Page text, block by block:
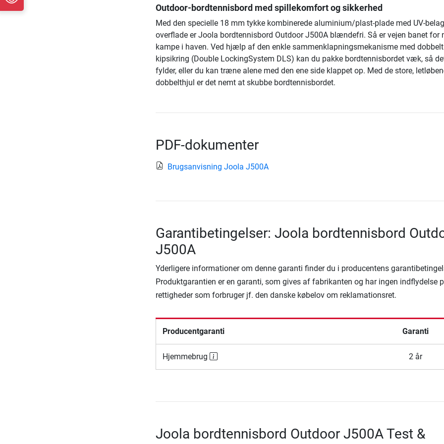
Outdoor-bordtennisbord med spillekomfort og sikkerhed
Med den specielle 18 mm tykke kombinerede aluminium/plast-plade med UV-
overflade er Joola bordtennisbord Outdoor J500A blændefri. Så er vejen banet for
kampe i haven. Ved hjælp af den enkle sammenklapningsmekanisme med dobbelt
kipsikring (Double LockingSystem DLS) kan du pakke bordtennisbordet væk, så
fylder, eller du kan træne alene med den ene side klappet op. Med de store,
dobbelthjul er det nemt at skubbe bordtennisbordet.
PDF-dokumenter
Brugsanvisning Joola J500A
Garantibetingelser: Joola bordtennisbord
J500A
Yderligere informationer om denne garanti finder du i producentens
Produktgarantien er en garanti, som gives af fabrikanten og har ingen indflydelse
rettigheder som forbruger jf. den danske købelov om reklamationsret.
Producentgaranti Garanti
Hjemmebrug 2 år
Joola bordtennisbord Outdoor J500A Test &